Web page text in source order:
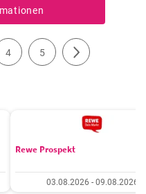
4 5
Rewe Prospekt
03.08.2026 - 09.08.2026